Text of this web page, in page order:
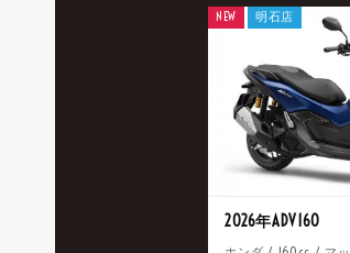
2026年ADV160
NEW 明石店